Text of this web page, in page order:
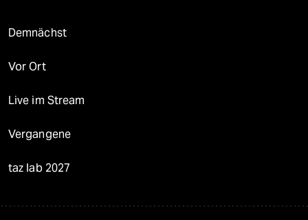
Demnächst
Vor Ort
Live im Stream
Vergangene
taz lab 2027